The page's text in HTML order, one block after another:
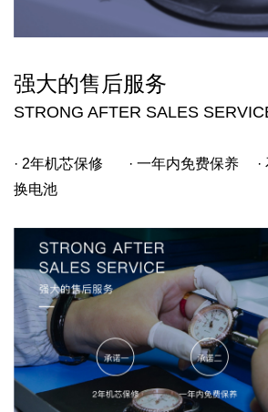
强大的售后服务
STRONG AFTER SALES
· 2年机芯保修 · 一年内免费保养
换电池